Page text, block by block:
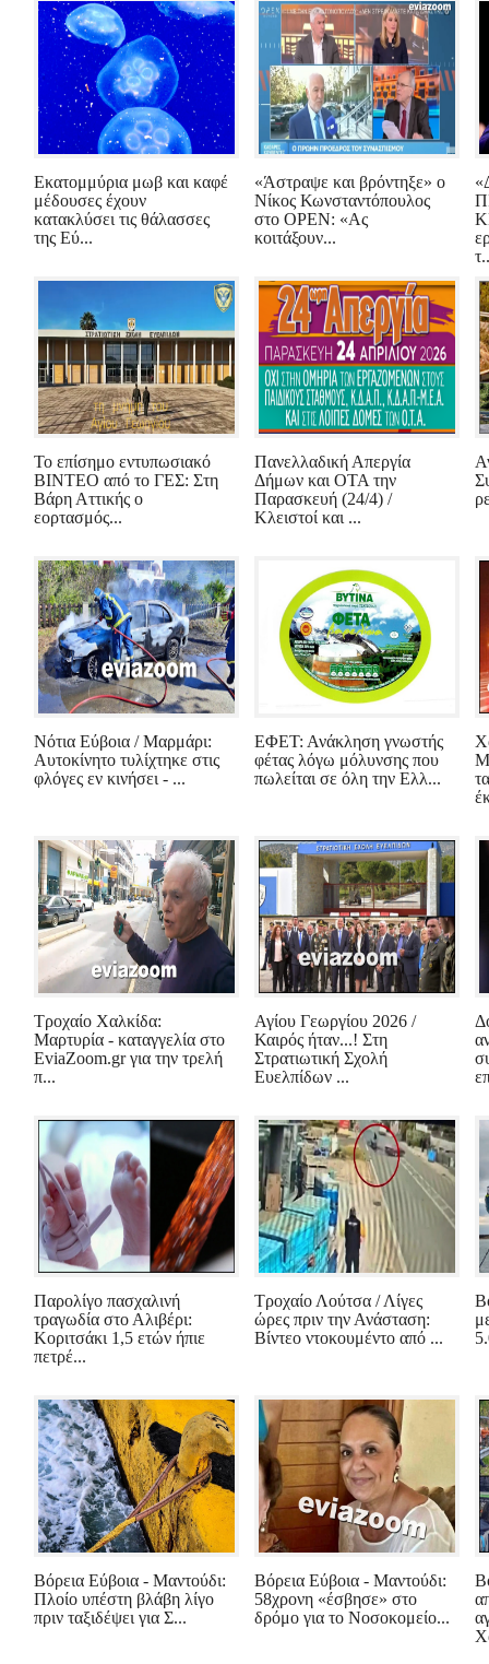
Εκατομμύρια μωβ και καφέ
μέδουσες έχουν
κατακλύσει τις θάλασσες
της Εύ...
«Άστραψε και βρόντηξε» ο
Νίκος Κωνσταντόπουλος
στο OPEN: «Ας
κοιτάξουν...
Το επίσημο εντυπωσιακό
ΒΙΝΤΕΟ από το ΓΕΣ: Στη
Βάρη Αττικής ο
εορτασμός...
Πανελλαδική Απεργία
Δήμων και ΟΤΑ την
Παρασκευή (24/4) /
Κλειστοί και ...
Νότια Εύβοια / Μαρμάρι:
Αυτοκίνητο τυλίχτηκε στις
φλόγες εν κινήσει - ...
ΕΦΕΤ: Ανάκληση γνωστής
φέτας λόγω μόλυνσης που
πωλείται σε όλη την Ελλ...
Τροχαίο Χαλκίδα:
Μαρτυρία - καταγγελία στο
EviaZoom.gr για την τρελή
π...
Αγίου Γεωργίου 2026 /
Καιρός ήταν...! Στη
Στρατιωτική Σχολή
Ευελπίδων ...
Παρολίγο πασχαλινή
τραγωδία στο Αλιβέρι:
Κοριτσάκι 1,5 ετών ήπιε
πετρέ...
Τροχαίο Λούτσα / Λίγες
ώρες πριν την Ανάσταση:
Βίντεο ντοκουμέντο από ...
Βόρεια Εύβοια - Μαντούδι:
Πλοίο υπέστη βλάβη λίγο
πριν ταξιδέψει για Σ...
Βόρεια Εύβοια - Μαντούδι:
58χρονη «έσβησε» στο
δρόμο για το Νοσοκομείο...